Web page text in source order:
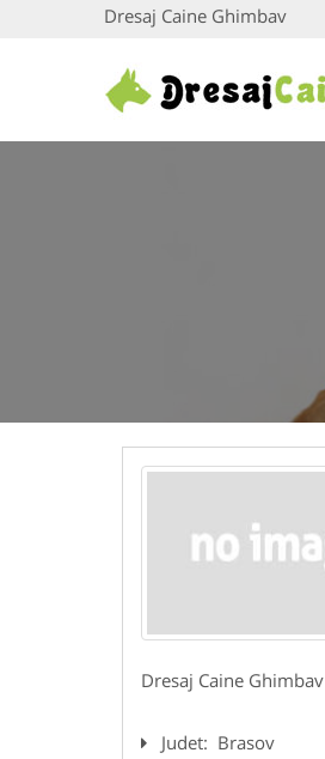
Dresaj Caine Ghimbav
Dresaj Caine Ghimbav
Judet: Brasov